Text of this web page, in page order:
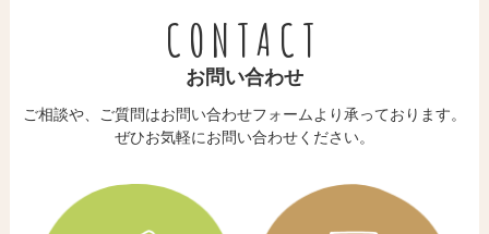
CONTACT
お問い合わせ
ご相談や、ご質問はお問い合わせフォームより承っております。
​​​​​​​ぜひお気軽にお問い合わせください。